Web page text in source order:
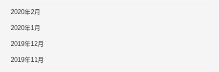
2020年2月
2020年1月
2019年12月
2019年11月